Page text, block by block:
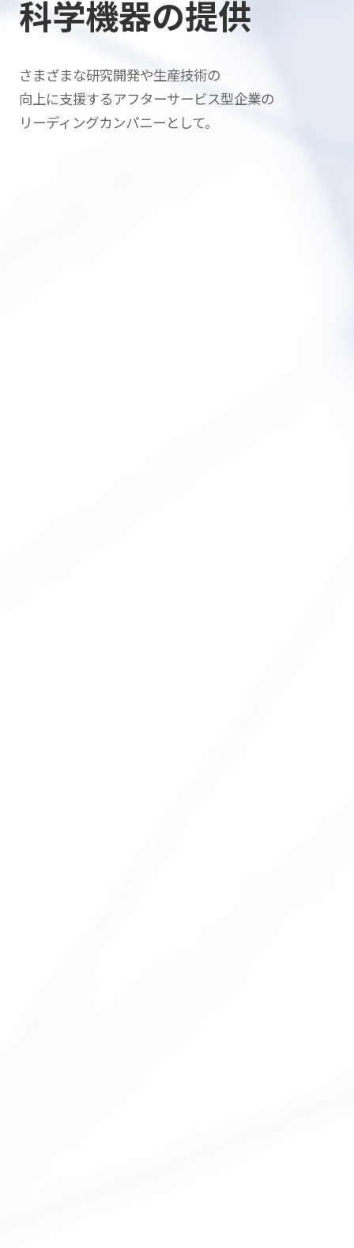
科学機器の提供
さまざまな研究開発や生産技術の
向上に支援するアフターサービス型企業の
リーディングカンパニーとして。